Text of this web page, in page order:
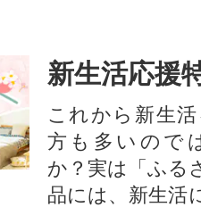
新生活応援
これから新生
方も多いので
か？実は「ふる
品には、新生活